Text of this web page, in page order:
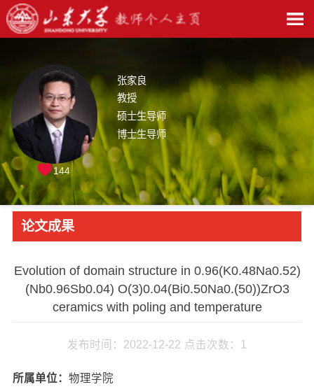
张家良
教授
硕士生导师
博士生导师
144
论文成果
Evolution of domain structure in 0.96(K0.48Na0.52)
(Nb0.96Sb0.04) O(3)0.04(Bi0.50Na0.(50))ZrO3
ceramics with poling and temperature
发布时间：2022-12-22 点击次数： 1
所属单位： 物理学院